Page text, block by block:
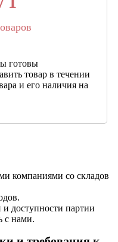
готовы
товар в течении
и его наличия на
компаниями со складов
доступности партии
с нами.